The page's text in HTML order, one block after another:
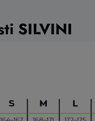
SILVINI